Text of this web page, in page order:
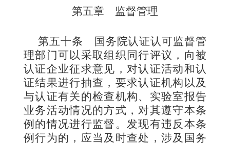
第五章 监督管理
第五十条
国务院认证认可监督管
理部门可以采取组织同行评议，向被
认证企业征求意见，对认证活动和认
证结果进行抽查，要求认证机构以及
与认证有关的检查机构、实验室报告
业务活动情况的方式，对其遵守本条
例的情况进行监督。发现有违反本条
例行为的，应当及时查处，涉及国务